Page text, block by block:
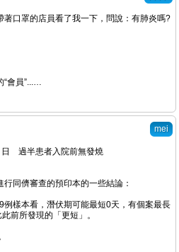
著口罩的店員看了我一下，問說：有肺炎嗎?
“會員”...…
mei
日 過半患者入院前無發燒
同儕審查的預印本的一些結論：
樣本看，潛伏期可能最短0天，有個案最長
前所發現的「更短」。